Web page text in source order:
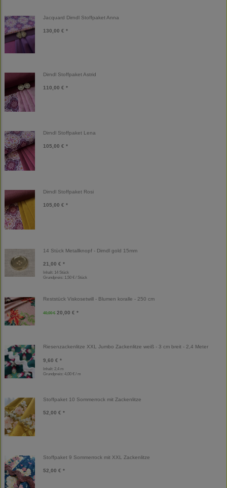
Jacquard Dirndl Stoffpaket Anna
130,00 € *
Dirndl Stoffpaket Astrid
110,00 € *
Dirndl Stoffpaket Lena
105,00 € *
Dirndl Stoffpaket Rosi
105,00 € *
14 Stück Metallknopf - Dirndl gold 15mm
21,00 € *
Inhalt: 14 Stück
Grundpreis: 1,50 € / Stück
Reststück Viskosetwill - Blumen koralle - 250 cm
40,00 € 20,00 € *
Riesenzackenlitze XXL Jumbo Zackenlitze weiß - 3 cm breit - 2,4 Meter
9,60 € *
Inhalt: 2,4 m
Grundpreis: 4,00 € / m
Stoffpaket 10 Sommerrock mit Zackenlitze
52,00 € *
Stoffpaket 9 Sommerrock mit XXL Zackenlitze
52,00 € *